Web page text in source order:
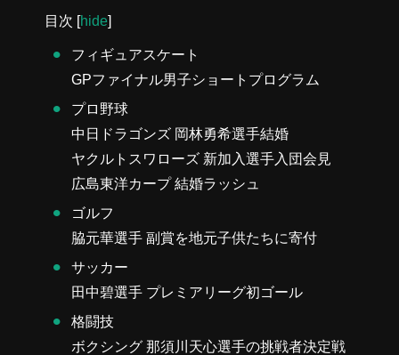
目次 [hide]
フィギュアスケート
GPファイナル男子ショートプログラム
プロ野球
中日ドラゴンズ 岡林勇希選手結婚
ヤクルトスワローズ 新加入選手入団会見
広島東洋カープ 結婚ラッシュ
ゴルフ
脇元華選手 副賞を地元子供たちに寄付
サッカー
田中碧選手 プレミアリーグ初ゴール
格闘技
ボクシング 那須川天心選手の挑戦者決定戦